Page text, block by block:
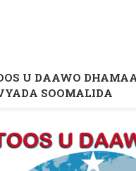
U DAAWO
SOOMALIDA